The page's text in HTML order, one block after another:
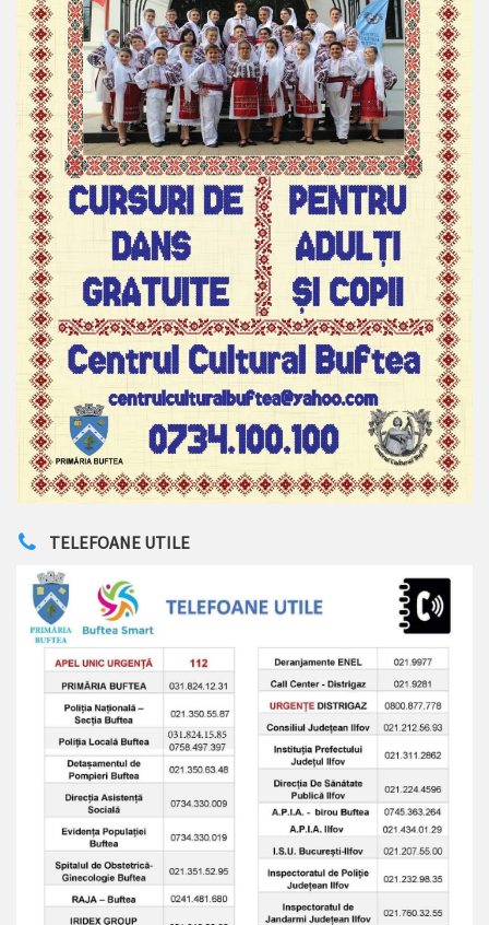
TELEFOANE UTILE